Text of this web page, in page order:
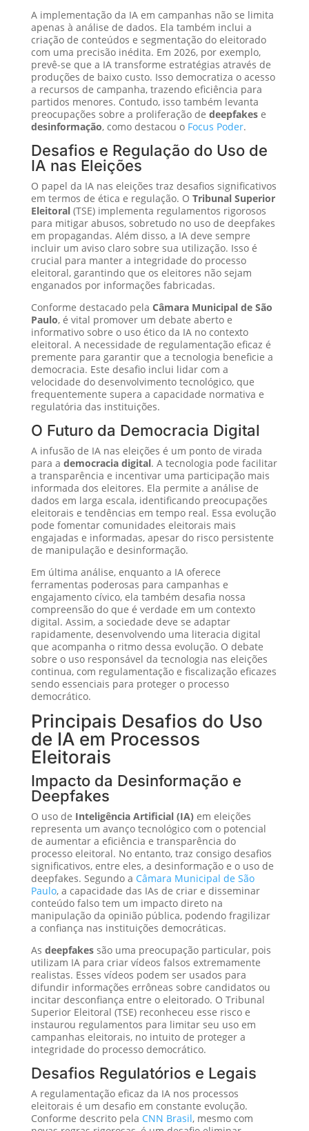
A implementação da IA em campanhas não se limita
apenas à análise de dados. Ela também inclui a
criação de conteúdos e segmentação do eleitorado
com uma precisão inédita. Em 2026, por exemplo,
prevê-se que a IA transforme estratégias através de
produções de baixo custo. Isso democratiza o acesso
a recursos de campanha, trazendo eficiência para
partidos menores. Contudo, isso também levanta
preocupações sobre a proliferação de deepfakese
desinformação, como destacou o Focus Poder.
Desafios e Regulação do Uso de
IA nas Eleições
O papel da IA nas eleições traz desafios significativos
em termos de ética e regulação. O Tribunal Superior
Eleitoral(TSE) implementa regulamentos rigorosos
para mitigar abusos, sobretudo no uso de deepfakes
em propagandas. Além disso, a IA deve sempre
incluir um aviso claro sobre sua utilização. Isso é
crucial para manter a integridade do processo
eleitoral, garantindo que os eleitores não sejam
enganados por informações fabricadas.
Conforme destacado pela Câmara Municipal de São
Paulo, é vital promover um debate aberto e
informativo sobre o uso ético da IA no contexto
eleitoral. A necessidade de regulamentação eficaz é
premente para garantir que a tecnologia beneficie a
democracia. Este desafio inclui lidar com a
velocidade do desenvolvimento tecnológico, que
frequentemente supera a capacidade normativa e
regulatória das instituições.
O Futuro da Democracia Digital
A infusão de IA nas eleições é um ponto de virada
para a democracia digital. A tecnologia pode facilitar
a transparência e incentivar uma participação mais
informada dos eleitores. Ela permite a análise de
dados em larga escala, identificando preocupações
eleitorais e tendências em tempo real. Essa evolução
pode fomentar comunidades eleitorais mais
engajadas e informadas, apesar do risco persistente
de manipulação e desinformação.
Em última análise, enquanto a IA oferece
ferramentas poderosas para campanhas e
engajamento cívico, ela também desafia nossa
compreensão do que é verdade em um contexto
digital. Assim, a sociedade deve se adaptar
rapidamente, desenvolvendo uma literacia digital
que acompanha o ritmo dessa evolução. O debate
sobre o uso responsável da tecnologia nas eleições
continua, com regulamentação e fiscalização eficazes
sendo essenciais para proteger o processo
democrático.
Principais Desafios do Uso
de IA em Processos
Eleitorais
Impacto da Desinformação e
Deepfakes
O uso de Inteligência Artificial (IA) em eleições
representa um avanço tecnológico com o potencial
de aumentar a eficiência e transparência do
processo eleitoral. No entanto, traz consigo desafios
significativos, entre eles, a desinformação e o uso de
deepfakes. Segundo a Câmara Municipal de São
Paulo, a capacidade das IAs de criar e disseminar
conteúdo falso tem um impacto direto na
manipulação da opinião pública, podendo fragilizar
a confiança nas instituições democráticas.
As deepfakessão uma preocupação particular, pois
utilizam IA para criar vídeos falsos extremamente
realistas. Esses vídeos podem ser usados para
difundir informações errôneas sobre candidatos ou
incitar desconfiança entre o eleitorado. O Tribunal
Superior Eleitoral (TSE) reconheceu esse risco e
instaurou regulamentos para limitar seu uso em
campanhas eleitorais, no intuito de proteger a
integridade do processo democrático.
Desafios Regulatórios e Legais
A regulamentação eficaz da IA nos processos
eleitorais é um desafio em constante evolução.
Conforme descrito pela CNN Brasil, mesmo com